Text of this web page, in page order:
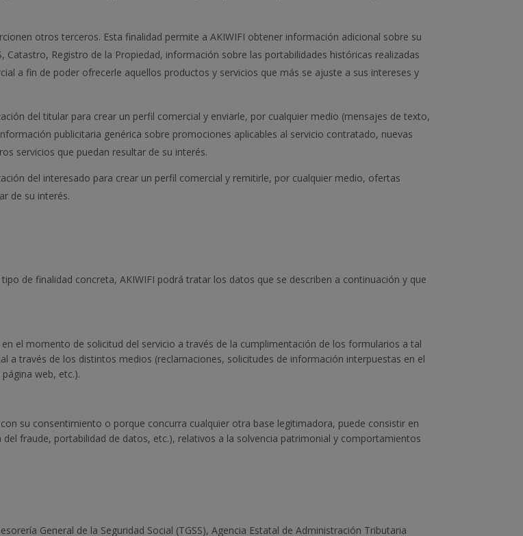
otros terceros. Esta finalidad permite a AKIWIFI obtener información adicional sobre su
Catastro, Registro de la Propiedad, información sobre las portabilidades históricas realizadas
a fin de poder ofrecerle aquellos productos y servicios que más se ajuste a sus intereses y
del titular para crear un perfil comercial y enviarle, por cualquier medio (mensajes de texto,
publicitaria genérica sobre promociones aplicables al servicio contratado, nuevas
servicios que puedan resultar de su interés.
del interesado para crear un perfil comercial y remitirle, por cualquier medio, ofertas
de su interés.
de finalidad concreta, AKIWIFI podrá tratar los datos que se describen a continuación y que
el momento de solicitud del servicio a través de la cumplimentación de los formularios a tal
través de los distintos medios (reclamaciones, solicitudes de información interpuestas en el
web, etc.).
su consentimiento o porque concurra cualquier otra base legitimadora, puede consistir en
fraude, portabilidad de datos, etc.), relativos a la solvencia patrimonial y comportamientos
General de la Seguridad Social (TGSS), Agencia Estatal de Administración Tributaria